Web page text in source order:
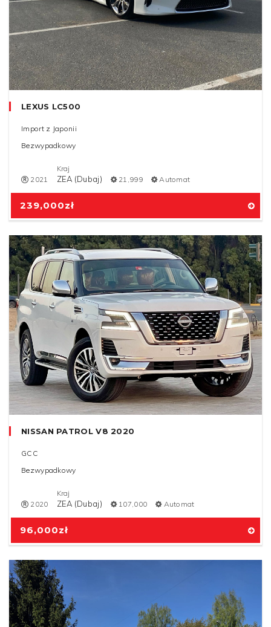
239,000zł
LEXUS LC500
Import z Japonii
Bezwypadkowy
2021
Kraj
ZEA (Dubaj) 21,999 Automat
96,000zł
NISSAN PATROL V8 2020
GCC
Bezwypadkowy
2020
Kraj
ZEA (Dubaj) 107,000 Automat